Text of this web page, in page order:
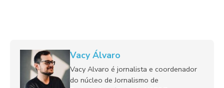
Vacy Álvaro
Vacy Alvaro é jornalista e coordenador
do núcleo de Jornalismo de